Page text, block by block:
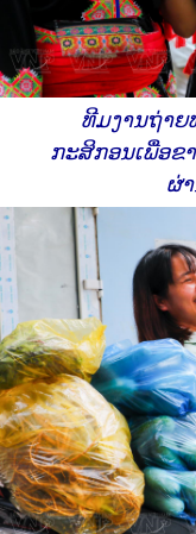
ທີມງານຖ່າ
ກະສິກອນເພື່ອຂ
ຜ່